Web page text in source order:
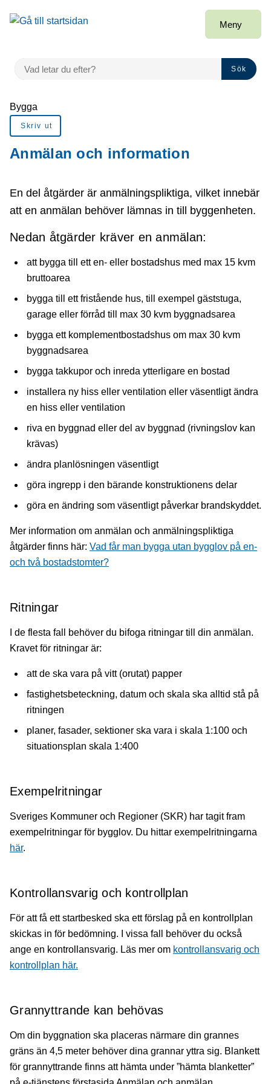
Gå till innehåll
till sidomeny
Meny
VAD LETAR DU EFTER?
Sök
Du är här:
Bygga
Skriv ut
Anmälan och information
En del åtgärder är anmälningspliktiga, vilket innebär
att en anmälan behöver lämnas in till byggenheten.
Nedan åtgärder kräver en anmälan:
att bygga till ett en- eller bostadshus med max 15 kvm
bruttoarea
bygga till ett fristående hus, till exempel gäststuga,
garage eller förråd till max 30 kvm byggnadsarea
bygga ett komplementbostadshus om max 30 kvm
byggnadsarea
bygga takkupor och inreda ytterligare en bostad
installera ny hiss eller ventilation eller väsentligt ändra
en hiss eller ventilation
riva en byggnad eller del av byggnad (rivningslov kan
krävas)
ändra planlösningen väsentligt
göra ingrepp i den bärande konstruktionens delar
göra en ändring som väsentligt påverkar brandskyddet.
Mer information om anmälan och anmälningspliktiga
åtgärder finns här: Vad får man bygga utan bygglov på en-
och två bostadstomter?
Ritningar
I de flesta fall behöver du bifoga ritningar till din anmälan.
Kravet för ritningar är:
att de ska vara på vitt (orutat) papper
fastighetsbeteckning, datum och skala ska alltid stå på
ritningen
planer, fasader, sektioner ska vara i skala 1:100 och
situationsplan skala 1:400
Exempelritningar
Sveriges Kommuner och Regioner (SKR) har tagit fram
exempelritningar för bygglov. Du hittar exempelritningarna
här.
Kontrollansvarig och kontrollplan
För att få ett startbesked ska ett förslag på en kontrollplan
skickas in för bedömning. I vissa fall behöver du också
ange en kontrollansvarig. Läs mer om kontrollansvarig och
kontrollplan här.
Grannyttrande kan behövas
Om din byggnation ska placeras närmare din grannes
gräns än 4,5 meter behöver dina grannar yttra sig. Blankett
för grannyttrande finns att hämta under ”hämta blanketter”